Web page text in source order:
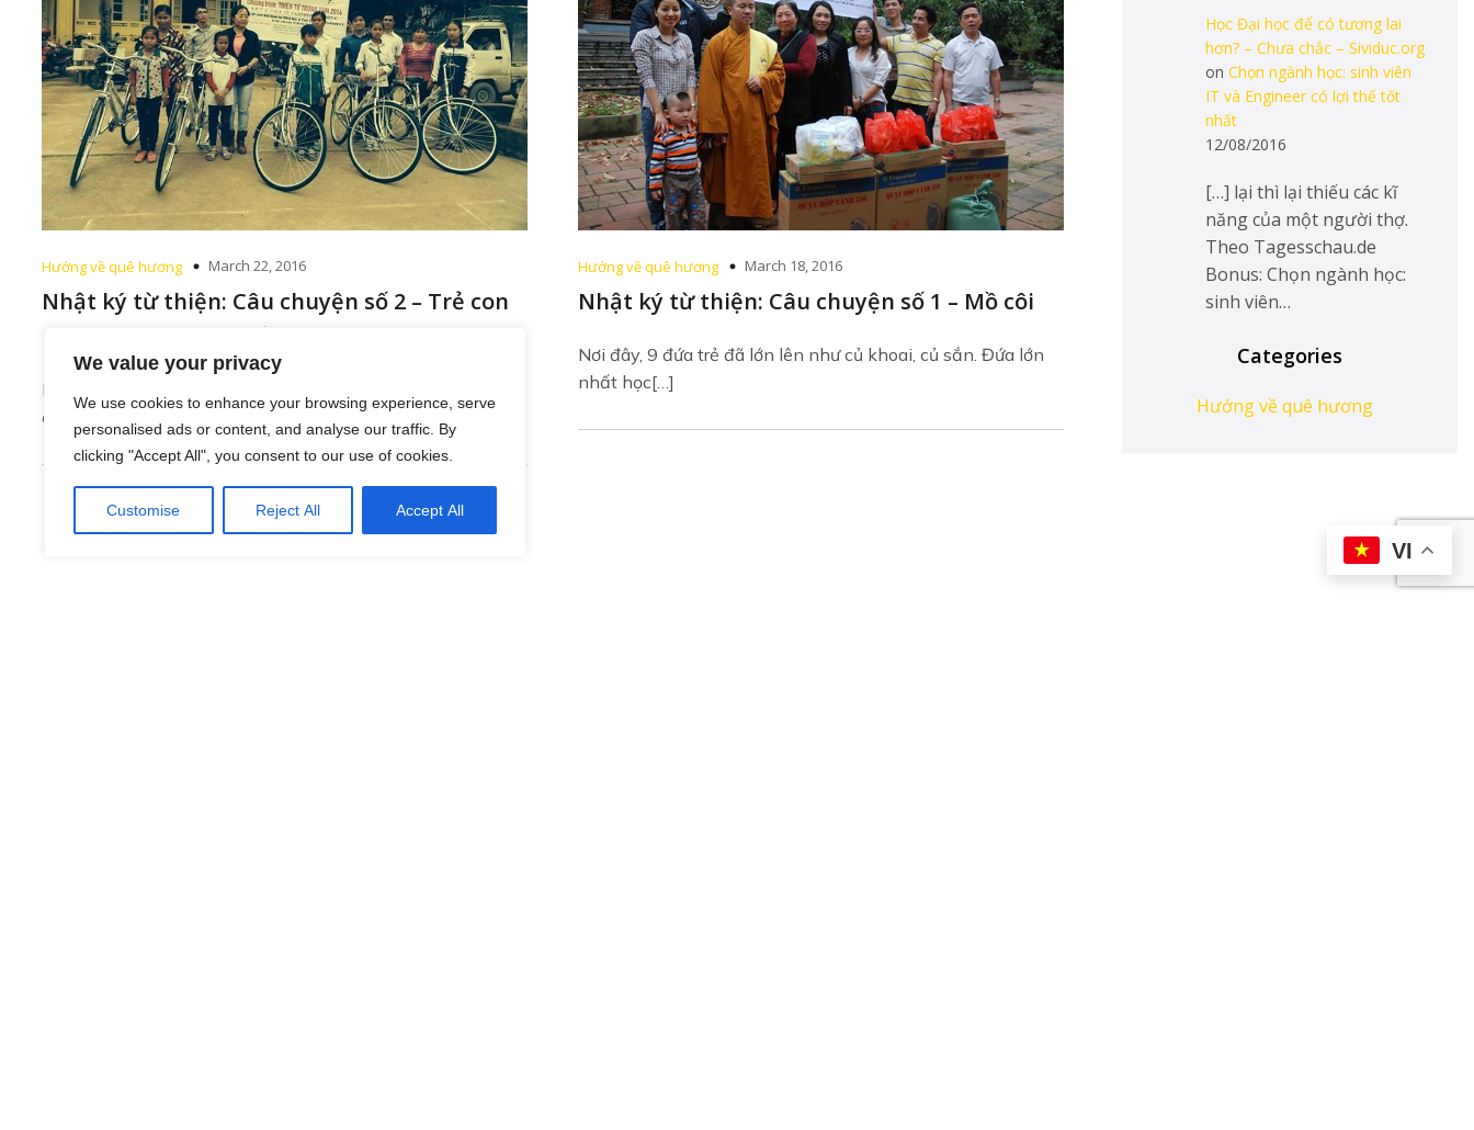
We value your privacy
We use cookies to enhance your browsing experience, serve
personalised ads or content, and analyse our traffic. By
clicking "Accept All", you consent to our use of cookies.
Customise Reject All Accept All
Hướng về quê hương March 22, 2016
Nhật ký từ thiện: Câu chuyện số 2 – Trẻ con
nghèo và những chiếc xe đạp nghĩa tình
Người ta cứ bảo, phải có Duyên mới tìm được đến nhau. Tôi
được may mắn được[…]
Hướng về quê hương March 18, 2016
Nhật ký từ thiện: Câu chuyện số 1 – Mồ côi
Nơi đây, 9 đứa trẻ đã lớn lên như củ khoai, củ sắn. Đứa lớn
nhất học[…]
Học Đại học để có tương lai
hơn? – Chưa chắc – Sividuc.org
on Chọn ngành học: sinh viên
IT và Engineer có lợi thế tốt
nhất
12/08/2016
[…] lại thì lại thiếu các kĩ
năng của một người thợ.
Theo Tagesschau.de
Bonus: Chọn ngành học:
sinh viên…
Categories
Hướng về quê hương
VI